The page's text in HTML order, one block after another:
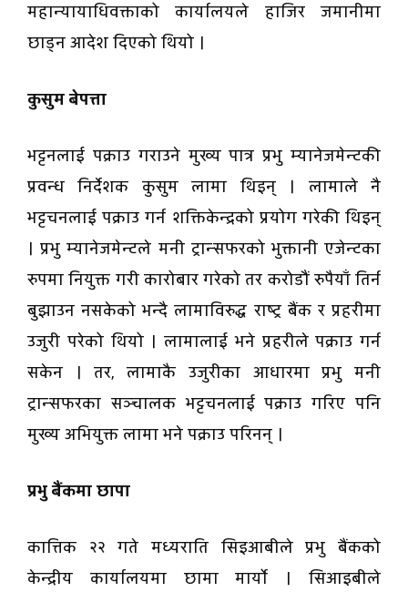
महान्यायाधिवक्ताको कार्यालयले हाजिर जमानीमा
छाड्न आदेश दिएको थियो ।
कुसुम बेपत्ता
भट्टनलाई पक्राउ गराउने मुख्य पात्र प्रभु म्यानेजमेन्टकी
प्रवन्ध निर्देशक कुसुम लामा थिइन् । लामाले नै
भट्टचनलाई पक्राउ गर्न शक्तिकेन्द्रको प्रयोग गरेकी थिइन्
। प्रभु म्यानेजमेन्टले मनी ट्रान्सफरको भुक्तानी एजेन्टका
रुपमा नियुक्त गरी कारोबार गरेको तर करोडौं रुपैयाँ तिर्न
बुझाउन नसकेको भन्दै लामाविरुद्ध राष्ट्र बैंक र प्रहरीमा
उजुरी परेको थियो । लामालाई भने प्रहरीले पक्राउ गर्न
सकेन । तर, लामाकै उजुरीका आधारमा प्रभु मनी
ट्रान्सफरका सञ्चालक भट्टचनलाई पक्राउ गरिए पनि
मुख्य अभियुक्त लामा भने पक्राउ परिनन् ।
प्रभु बैंकमा छापा
कात्तिक २२ गते मध्यराति सिइआबीले प्रभु बैंकको
केन्द्रीय कार्यालयमा छामा मार्यो । सिआइबीले